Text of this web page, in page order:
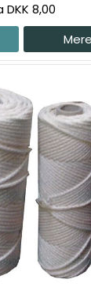
DKK 8,00